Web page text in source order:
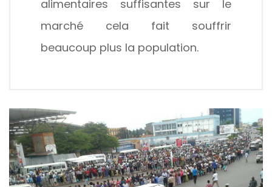
alimentaires suffisantes sur le
marché cela fait souffrir
beaucoup plus la population.